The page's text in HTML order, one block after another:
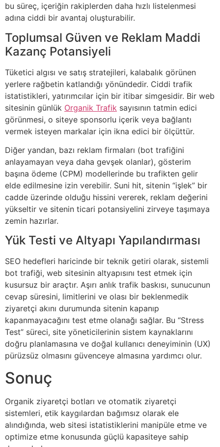
bu süreç, içeriğin rakiplerden daha hızlı listelenmesi
adına ciddi bir avantaj oluşturabilir.
Toplumsal Güven ve Reklam Maddi
Kazanç Potansiyeli
Tüketici algısı ve satış stratejileri, kalabalık görünen
yerlere rağbetin katlandığı yönündedir. Ciddi trafik
istatistikleri, yatırımcılar için bir itibar simgesidir. Bir web
sitesinin günlük Organik Trafik sayısının tatmin edici
görünmesi, o siteye sponsorlu içerik veya bağlantı
vermek isteyen markalar için ikna edici bir ölçüttür.
Diğer yandan, bazı reklam firmaları (bot trafiğini
anlayamayan veya daha gevşek olanlar), gösterim
başına ödeme (CPM) modellerinde bu trafikten gelir
elde edilmesine izin verebilir. Suni hit, sitenin “işlek” bir
cadde üzerinde olduğu hissini vererek, reklam değerini
yükseltir ve sitenin ticari potansiyelini zirveye taşımaya
zemin hazırlar.
Yük Testi ve Altyapı Yapılandırması
SEO hedefleri haricinde bir teknik getiri olarak, sistemli
bot trafiği, web sitesinin altyapısını test etmek için
kusursuz bir araçtır. Aşırı anlık trafik baskısı, sunucunun
cevap süresini, limitlerini ve olası bir beklenmedik
ziyaretçi akını durumunda sitenin kapanıp
kapanmayacağını test etme olanağı sağlar. Bu “Stress
Test” süreci, site yöneticilerinin sistem kaynaklarını
doğru planlamasına ve doğal kullanıcı deneyiminin (UX)
pürüzsüz olmasını güvenceye almasına yardımcı olur.
Sonuç
Organik ziyaretçi botları ve otomatik ziyaretçi
sistemleri, etik kaygılardan bağımsız olarak ele
alındığında, web sitesi istatistiklerini manipüle etme ve
optimize etme konusunda güçlü kapasiteye sahip